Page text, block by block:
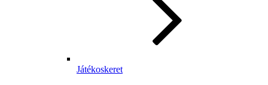
Játékoskeret